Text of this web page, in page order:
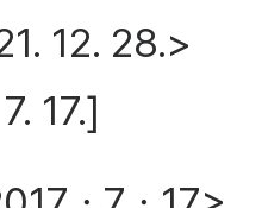
12. 28.>
17.]